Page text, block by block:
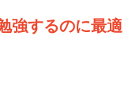
強するのに最適